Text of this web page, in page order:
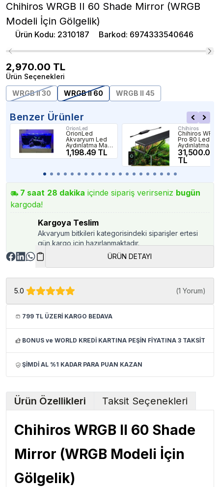
Chihiros WRGB II 60 Shade Mirror (WRGB
Modeli İçin Gölgelik)
Ürün Kodu: 2310187 Barkod: 6974333540646
2,970.00 TL
Ürün Seçenekleri
WRGB II 30
WRGB II 60 WRGB II 45
Benzer Ürünler
OrionLed
OrionLed
Akvaryum Led
Aydınlatma Mavi
80Cm
1,198.49 TL
Chihiros
Chihiros
Pro 80 Led
Aydınlatma
31,500.00
TL
7 saat 28 dakika içinde sipariş verirseniz bugün
kargoda!
Kargoya Teslim
Akvaryum bitkileri kategorisindeki siparişler ertesi
gün kargo için hazırlanmaktadır.
ÜRÜN DETAYI
5.0 (1 Yorum)
799 TL ÜZERİ KARGO BEDAVA
BONUS ve WORLD KREDİ KARTINA PEŞİN FİYATINA 3 TAKSİT
ŞİMDİ AL %1 KADAR PARA PUAN KAZAN
Ürün Özellikleri Taksit Seçenekleri
Chihiros WRGB II 60 Shade
Mirror (WRGB Modeli İçin
Gölgelik)